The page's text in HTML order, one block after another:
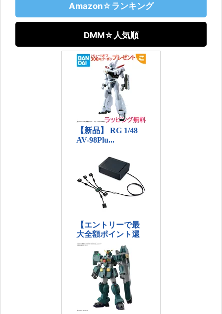
Amazon☆ランキング
DMM☆人気順